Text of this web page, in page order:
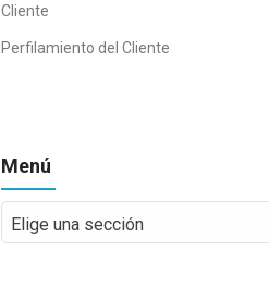
Cliente
Perfilamiento del Cliente
Menú